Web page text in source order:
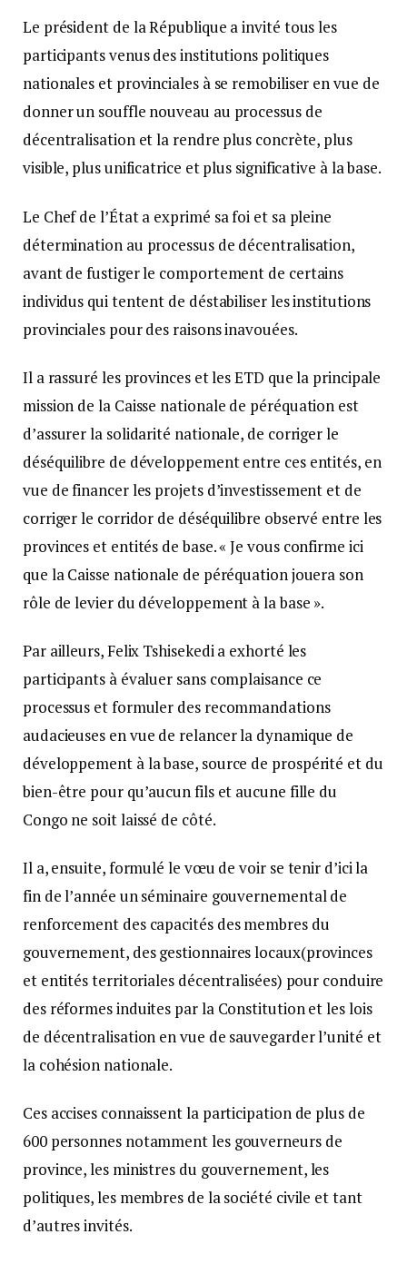
Le président de la République a invité tous les
participants venus des institutions politiques
nationales et provinciales à se remobiliser en vue de
donner un souffle nouveau au processus de
décentralisation et la rendre plus concrète, plus
visible, plus unificatrice et plus significative à la base.
Le Chef de l’État a exprimé sa foi et sa pleine
détermination au processus de décentralisation,
avant de fustiger le comportement de certains
individus qui tentent de déstabiliser les institutions
provinciales pour des raisons inavouées.
Il a rassuré les provinces et les ETD que la principale
mission de la Caisse nationale de péréquation est
d’assurer la solidarité nationale, de corriger le
déséquilibre de développement entre ces entités, en
vue de financer les projets d’investissement et de
corriger le corridor de déséquilibre observé entre les
provinces et entités de base. « Je vous confirme ici
que la Caisse nationale de péréquation jouera son
rôle de levier du développement à la base ».
Par ailleurs, Felix Tshisekedi a exhorté les
participants à évaluer sans complaisance ce
processus et formuler des recommandations
audacieuses en vue de relancer la dynamique de
développement à la base, source de prospérité et du
bien-être pour qu’aucun fils et aucune fille du
Congo ne soit laissé de côté.
Il a, ensuite, formulé le vœu de voir se tenir d’ici la
fin de l’année un séminaire gouvernemental de
renforcement des capacités des membres du
gouvernement, des gestionnaires locaux(provinces
et entités territoriales décentralisées) pour conduire
des réformes induites par la Constitution et les lois
de décentralisation en vue de sauvegarder l’unité et
la cohésion nationale.
Ces accises connaissent la participation de plus de
600 personnes notamment les gouverneurs de
province, les ministres du gouvernement, les
politiques, les membres de la société civile et tant
d’autres invités.